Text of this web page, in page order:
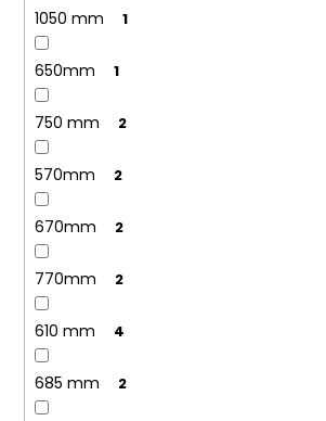
1050 mm 1
650mm 1
750 mm 2
570mm 2
670mm 2
770mm 2
610 mm 4
685 mm 2